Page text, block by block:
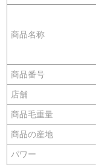
商品名称
商品番号
店舗
商品毛重量
商品の産地
パワー